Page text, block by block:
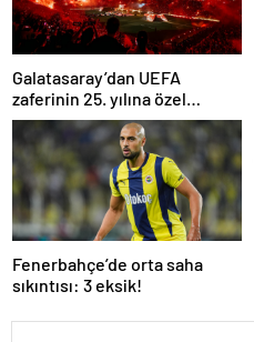
Galatasaray’dan UEFA
zaferinin 25. yılına özel
buluşma!
Fenerbahçe’de orta saha
sıkıntısı: 3 eksik!